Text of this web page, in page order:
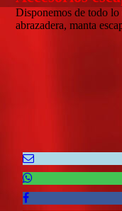
Disponemos de todo
abrazadera, manta